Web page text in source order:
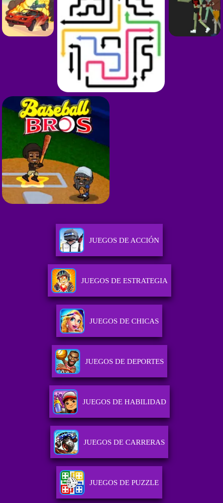
JUEGOS DE ACCIÓN
JUEGOS DE ESTRATEGIA
JUEGOS DE CHICAS
JUEGOS DE DEPORTES
JUEGOS DE HABILIDAD
JUEGOS DE CARRERAS
JUEGOS DE PUZZLE